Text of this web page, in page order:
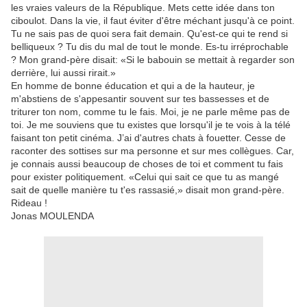
les vraies valeurs de la République. Mets cette idée dans ton
ciboulot. Dans la vie, il faut éviter d'être méchant jusqu'à ce point.
Tu ne sais pas de quoi sera fait demain. Qu'est-ce qui te rend si
belliqueux ? Tu dis du mal de tout le monde. Es-tu irréprochable
? Mon grand-père disait: «Si le babouin se mettait à regarder son
derrière, lui aussi rirait.»
En homme de bonne éducation et qui a de la hauteur, je
m'abstiens de s'appesantir souvent sur tes bassesses et de
triturer ton nom, comme tu le fais. Moi, je ne parle même pas de
toi. Je me souviens que tu existes que lorsqu'il je te vois à la télé
faisant ton petit cinéma. J’ai d'autres chats à fouetter. Cesse de
raconter des sottises sur ma personne et sur mes collègues. Car,
je connais aussi beaucoup de choses de toi et comment tu fais
pour exister politiquement. «Celui qui sait ce que tu as mangé
sait de quelle manière tu t'es rassasié,» disait mon grand-père.
Rideau !
Jonas MOULENDA